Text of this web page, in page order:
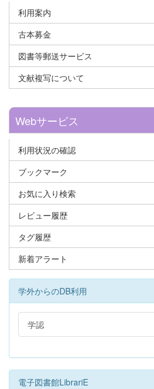
利用案内
古本募金
図書等郵送サービス
文献複写について
Webサービス
利用状況の確認
ブックマーク
お気に入り検索
レビュー履歴
タグ履歴
新着アラート
学外からのDB利用
学認
電子図書館LibrariE